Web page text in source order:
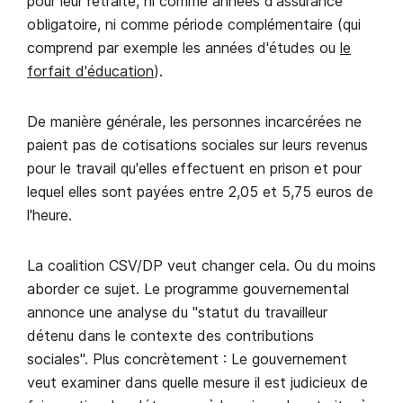
obligatoire, ni comme période complémentaire (qui
comprend par exemple les années d'études ou le
forfait d'éducation).
De manière générale, les personnes incarcérées ne
paient pas de cotisations sociales sur leurs revenus
pour le travail qu'elles effectuent en prison et pour
lequel elles sont payées entre 2,05 et 5,75 euros de
l'heure.
La coalition CSV/DP veut changer cela. Ou du moins
aborder ce sujet. Le programme gouvernemental
annonce une analyse du "statut du travailleur
détenu dans le contexte des contributions
sociales". Plus concrètement : Le gouvernement
veut examiner dans quelle mesure il est judicieux de